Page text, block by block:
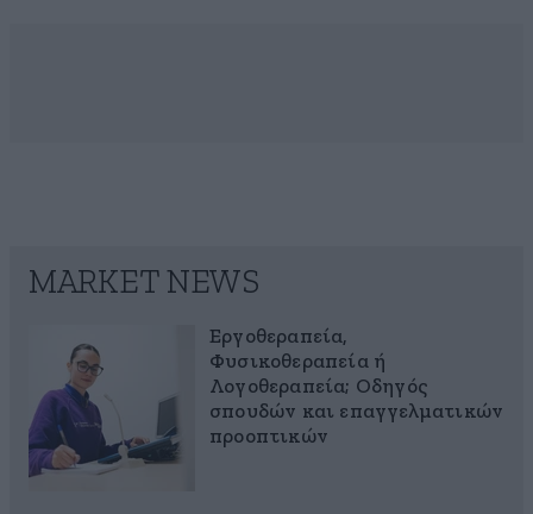
MARKET NEWS
Εργοθεραπεία,
Φυσικοθεραπεία ή
Λογοθεραπεία; Οδηγός
σπουδών και επαγγελματικών
προοπτικών